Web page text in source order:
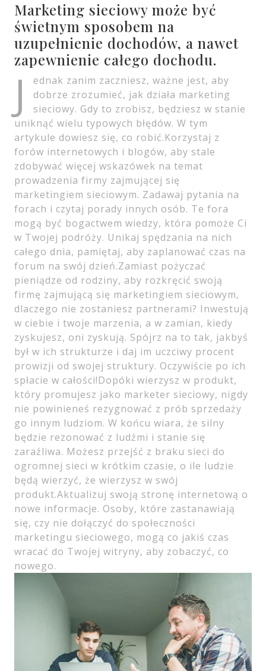
Marketing sieciowy może być
świetnym sposobem na
uzupełnienie dochodów, a nawet
zapewnienie całego dochodu.
J
ednak zanim zaczniesz, ważne jest, aby
dobrze zrozumieć, jak działa marketing
sieciowy. Gdy to zrobisz, będziesz w stanie
uniknąć wielu typowych błędów. W tym
artykule dowiesz się, co robić.Korzystaj z
forów internetowych i blogów, aby stale
zdobywać więcej wskazówek na temat
prowadzenia firmy zajmującej się
marketingiem sieciowym. Zadawaj pytania na
forach i czytaj porady innych osób. Te fora
mogą być bogactwem wiedzy, która pomoże Ci
w Twojej podróży. Unikaj spędzania na nich
całego dnia, pamiętaj, aby zaplanować czas na
forum na swój dzień.Zamiast pożyczać
pieniądze od rodziny, aby rozkręcić swoją
firmę zajmującą się marketingiem sieciowym,
dlaczego nie zostaniesz partnerami? Inwestują
w ciebie i twoje marzenia, a w zamian, kiedy
zyskujesz, oni zyskują. Spójrz na to tak, jakbyś
był w ich strukturze i daj im uczciwy procent
prowizji od swojej struktury. Oczywiście po ich
spłacie w całości!Dopóki wierzysz w produkt,
który promujesz jako marketer sieciowy, nigdy
nie powinieneś rezygnować z prób sprzedaży
go innym ludziom. W końcu wiara, że ​​silny
będzie rezonować z ludźmi i stanie się
zaraźliwa. Możesz przejść z braku sieci do
ogromnej sieci w krótkim czasie, o ile ludzie
będą wierzyć, że wierzysz w swój
produkt.Aktualizuj swoją stronę internetową o
nowe informacje. Osoby, które zastanawiają
się, czy nie dołączyć do społeczności
marketingu sieciowego, mogą co jakiś czas
wracać do Twojej witryny, aby zobaczyć, co
nowego.